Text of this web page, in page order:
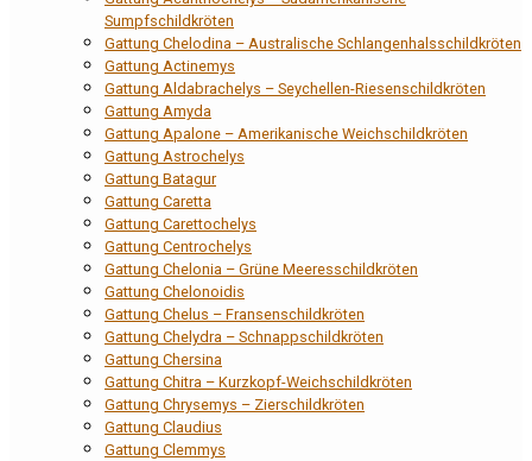
Sumpfschildkröten
Gattung Chelodina – Australische Schlangenhalsschildkröten
Gattung Actinemys
Gattung Aldabrachelys – Seychellen-Riesenschildkröten
Gattung Amyda
Gattung Apalone – Amerikanische Weichschildkröten
Gattung Astrochelys
Gattung Batagur
Gattung Caretta
Gattung Carettochelys
Gattung Centrochelys
Gattung Chelonia – Grüne Meeresschildkröten
Gattung Chelonoidis
Gattung Chelus – Fransenschildkröten
Gattung Chelydra – Schnappschildkröten
Gattung Chersina
Gattung Chitra – Kurzkopf-Weichschildkröten
Gattung Chrysemys – Zierschildkröten
Gattung Claudius
Gattung Clemmys